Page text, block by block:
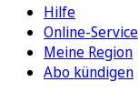
Hilfe
Online-Service
Meine Region
Abo kündigen